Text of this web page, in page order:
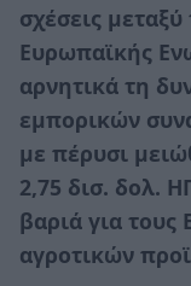
σχέσεις
Ευρωπαϊκής
αρνητικά τη
εμπορικών
με πέρυσι
2,75 δισ. δολ.
βαριά για
αγροτικών